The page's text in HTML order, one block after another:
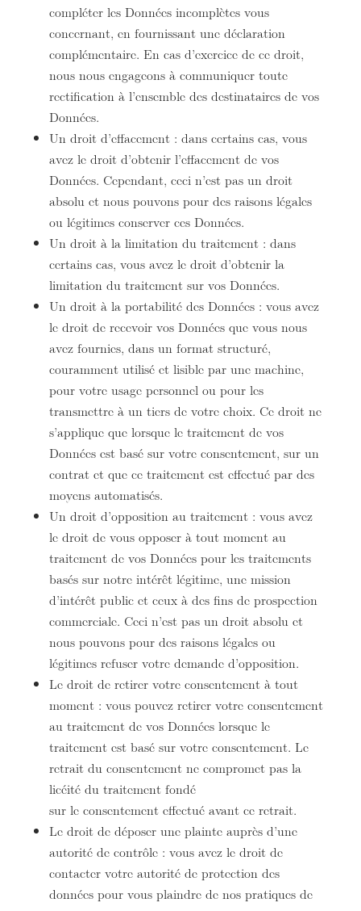
compléter les Données incomplètes vous
concernant, en fournissant une déclaration
complémentaire. En cas d’exercice de ce droit,
nous nous engageons à communiquer toute
rectification à l’ensemble des destinataires de vos
Données.
Un droit d’effacement : dans certains cas, vous
avez le droit d’obtenir l’effacement de vos
Données. Cependant, ceci n’est pas un droit
absolu et nous pouvons pour des raisons légales
ou légitimes conserver ces Données.
Un droit à la limitation du traitement : dans
certains cas, vous avez le droit d’obtenir la
limitation du traitement sur vos Données.
Un droit à la portabilité des Données : vous avez
le droit de recevoir vos Données que vous nous
avez fournies, dans un format structuré,
couramment utilisé et lisible par une machine,
pour votre usage personnel ou pour les
transmettre à un tiers de votre choix. Ce droit ne
s’applique que lorsque le traitement de vos
Données est basé sur votre consentement, sur un
contrat et que ce traitement est effectué par des
moyens automatisés.
Un droit d’opposition au traitement : vous avez
le droit de vous opposer à tout moment au
traitement de vos Données pour les traitements
basés sur notre intérêt légitime, une mission
d’intérêt public et ceux à des fins de prospection
commerciale. Ceci n’est pas un droit absolu et
nous pouvons pour des raisons légales ou
légitimes refuser votre demande d’opposition.
Le droit de retirer votre consentement à tout
moment : vous pouvez retirer votre consentement
au traitement de vos Données lorsque le
traitement est basé sur votre consentement. Le
retrait du consentement ne compromet pas la
licéité du traitement fondé
sur le consentement effectué avant ce retrait.
Le droit de déposer une plainte auprès d’une
autorité de contrôle : vous avez le droit de
contacter votre autorité de protection des
données pour vous plaindre de nos pratiques de